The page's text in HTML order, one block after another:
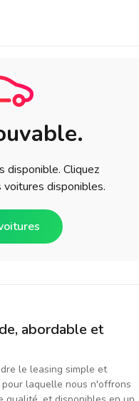
disponible. Cliquez
disponibles.
abordable et
le leasing simple et
pour laquelle nous n'offrons